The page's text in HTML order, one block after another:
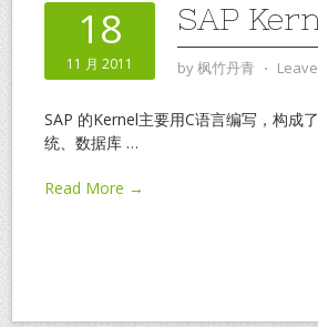
18
11 月 2011
SAP
by枫竹丹青 ⋅
SAP 的Kernel主要用C语言编写，构成
统、数据库 …
Read More →